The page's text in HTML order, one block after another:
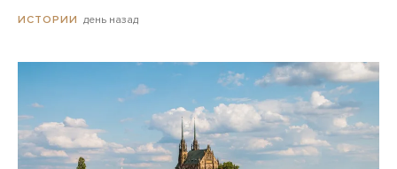
ИСТОРИИ день назад